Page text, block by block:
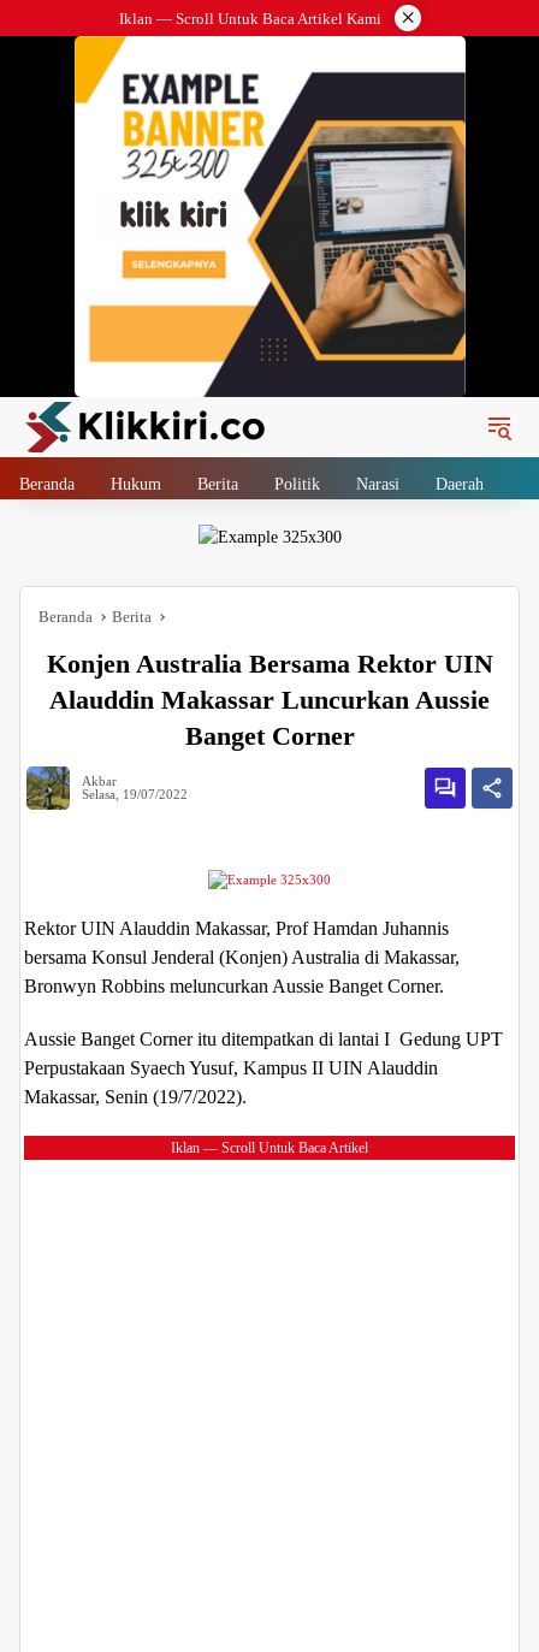
ke
Iklan — Scroll Untuk Baca Artikel Kami ×
Beranda Hukum Berita Politik Narasi Daerah
Beranda Berita
Konjen Australia Bersama Rektor UIN
Alauddin Makassar Luncurkan Aussie
Banget Corner
Akbar
Selasa, 19/07/2022
Rektor UIN Alauddin Makassar, Prof Hamdan Juhannis
bersama Konsul Jenderal (Konjen) Australia di Makassar,
Bronwyn Robbins meluncurkan Aussie Banget Corner.
Aussie Banget Corner itu ditempatkan di lantai I Gedung UPT
Perpustakaan Syaech Yusuf, Kampus II UIN Alauddin
Makassar, Senin (19/7/2022).
Iklan — Scroll Untuk Baca Artikel